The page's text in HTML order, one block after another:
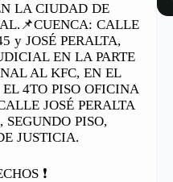
LA CIUDAD DE
CALLE
y JOSÉ PERALTA,
EN LA PARTE
AL KFC, EN EL
4TO PISO OFICINA
JOSÉ PERALTA
PISO,
JUSTICIA.
❗️